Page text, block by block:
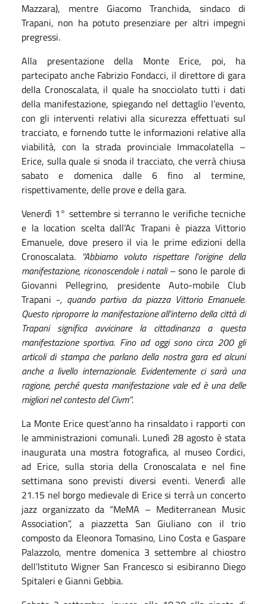
Mazzara), mentre Giacomo Tranchida, sindaco di
Trapani, non ha potuto presenziare per altri impegni
pregressi.
Alla presentazione della Monte Erice, poi, ha
partecipato anche Fabrizio Fondacci, il direttore di gara
della Cronoscalata, il quale ha snocciolato tutti i dati
della manifestazione, spiegando nel dettaglio l’evento,
con gli interventi relativi alla sicurezza effettuati sul
tracciato, e fornendo tutte le informazioni relative alla
viabilità, con la strada provinciale Immacolatella –
Erice, sulla quale si snoda il tracciato, che verrà chiusa
sabato e domenica dalle 6 fino al termine,
rispettivamente, delle prove e della gara.
Venerdì 1° settembre si terranno le verifiche tecniche
e la location scelta dall’Ac Trapani è piazza Vittorio
Emanuele, dove presero il via le prime edizioni della
Cronoscalata. “Abbiamo voluto rispettare l’origine della
manifestazione, riconoscendole i natali– sono le parole di
Giovanni Pellegrino, presidente Auto-mobile Club
Trapani -, quando partiva da piazza Vittorio Emanuele.
Questo riproporre la manifestazione all’interno della città di
Trapani significa avvicinare la cittadinanza a questa
manifestazione sportiva. Fino ad oggi sono circa 200 gli
articoli di stampa che parlano della nostra gara ed alcuni
anche a livello internazionale. Evidentemente ci sarà una
ragione, perché questa manifestazione vale ed è una delle
migliori nel contesto del Civm”.
La Monte Erice quest’anno ha rinsaldato i rapporti con
le amministrazioni comunali. Lunedì 28 agosto è stata
inaugurata una mostra fotografica, al museo Cordici,
ad Erice, sulla storia della Cronoscalata e nel fine
settimana sono previsti diversi eventi. Venerdì alle
21.15 nel borgo medievale di Erice si terrà un concerto
jazz organizzato da “MeMA – Mediterranean Music
Association”, a piazzetta San Giuliano con il trio
composto da Eleonora Tomasino, Lino Costa e Gaspare
Palazzolo, mentre domenica 3 settembre al chiostro
dell’Istituto Wigner San Francesco si esibiranno Diego
Spitaleri e Gianni Gebbia.